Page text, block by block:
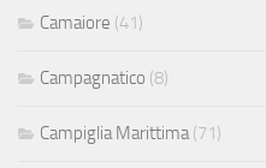
Camaiore (41)
Campagnatico (8)
Campiglia Marittima (71)